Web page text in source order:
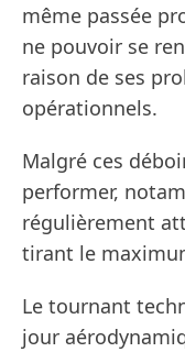
même passée
ne pouvoir se
raison de ses
opérationnels.
Malgré ces
performer,
régulièrement
tirant le
Le tournant
jour